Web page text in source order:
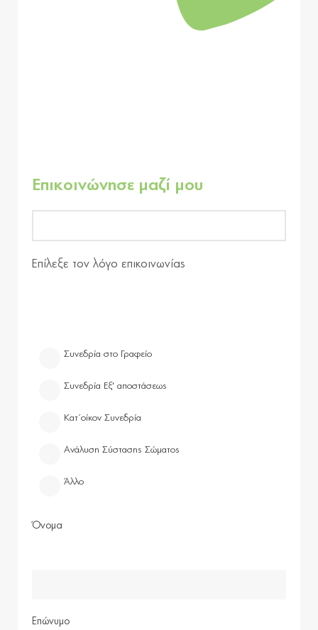
Επικοινώνησε μαζί μου
Επίλεξε τον λόγο επικοινωνίας
Συνεδρία στο Γραφείο
Συνεδρία Εξ' αποστάσεως
Κατ΄οίκον Συνεδρία
Ανάλυση Σύστασης Σώματος
Άλλο
Όνομα
Επώνυμο